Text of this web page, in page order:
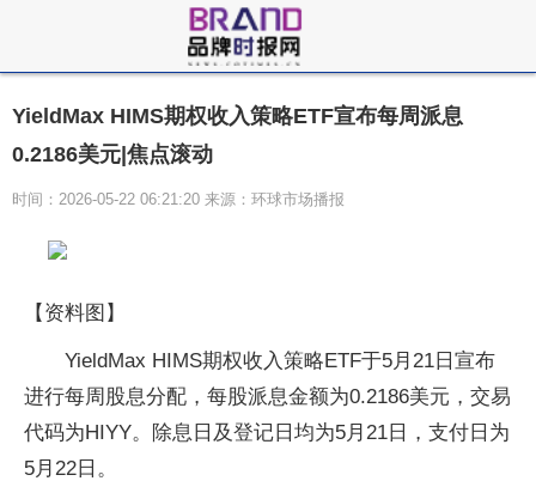
YieldMax HIMS期权收入策略ETF宣布每周派息
0.2186美元|焦点滚动
时间：2026-05-22 06:21:20 来源：环球市场播报
【资料图】
YieldMax HIMS期权收入策略ETF于5月21日宣布
进行每周股息分配，每股派息金额为0.2186美元，交易
代码为HIYY。除息日及登记日均为5月21日，支付日为
5月22日。